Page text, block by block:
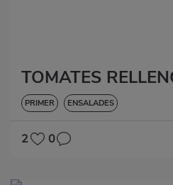
TOMATES
PRIMER ENSALADES
2 0